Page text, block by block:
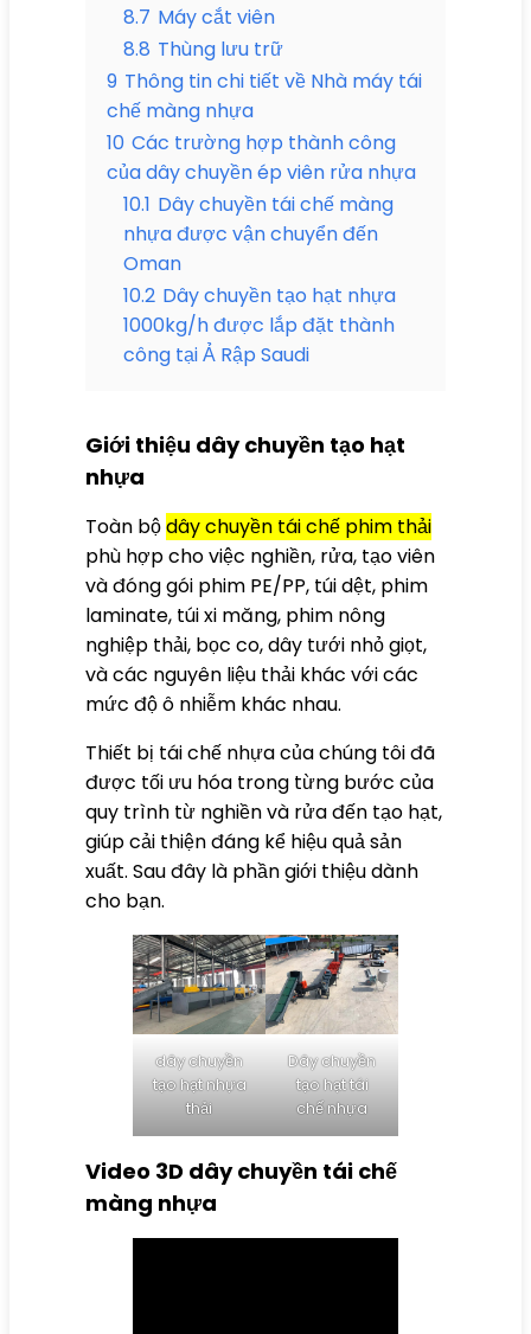
8.7 Máy cắt viên
8.8 Thùng lưu trữ
9 Thông tin chi tiết về Nhà máy tái
chế màng nhựa
10 Các trường hợp thành công
của dây chuyền ép viên rửa nhựa
10.1 Dây chuyền tái chế màng
nhựa được vận chuyển đến
Oman
10.2 Dây chuyền tạo hạt nhựa
1000kg/h được lắp đặt thành
công tại Ả Rập Saudi
Giới thiệu dây chuyền tạo hạt
nhựa
Toàn bộdây chuyền tái chế phim thải
phù hợp cho việc nghiền, rửa, tạo viên
và đóng gói phim PE/PP, túi dệt, phim
laminate, túi xi măng, phim nông
nghiệp thải, bọc co, dây tưới nhỏ giọt,
và các nguyên liệu thải khác với các
mức độ ô nhiễm khác nhau.
Thiết bị tái chế nhựa của chúng tôi đã
được tối ưu hóa trong từng bước của
quy trình từ nghiền và rửa đến tạo hạt,
giúp cải thiện đáng kể hiệu quả sản
xuất. Sau đây là phần giới thiệu dành
cho bạn.
dây chuyền
tạo hạt nhựa
thải
Dây chuyền
tạo hạt tái
chế nhựa
Video 3D dây chuyền tái chế
màng nhựa